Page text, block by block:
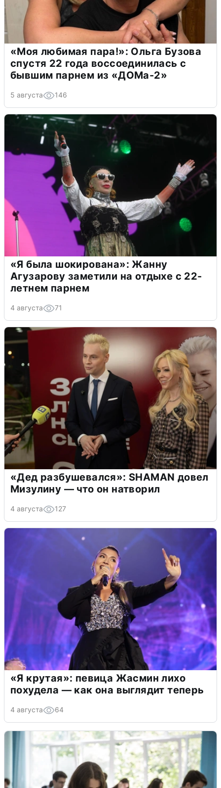
«Моя любимая пара!»: Ольга Бузова
спустя 22 года воссоединилась с
бывшим парнем из «ДОМа-2»
5 августа 146
«Я была шокирована»: Жанну
Агузарову заметили на отдыхе с 22-
летнем парнем
4 августа 71
«Дед разбушевался»: SHAMAN довел
Мизулину — что он натворил
4 августа 127
«Я крутая»: певица Жасмин лихо
похудела — как она выглядит теперь
4 августа 64